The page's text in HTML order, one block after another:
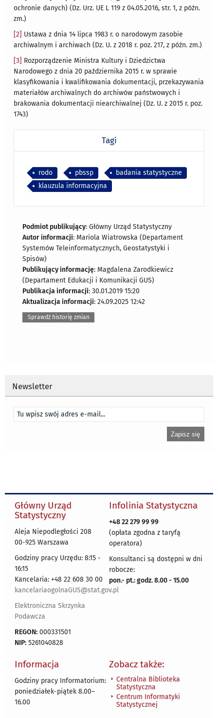
ochronie danych) (Dz. Urz. UE L 119 z 04.05.2016, str. 1, z późn.
zm.)
[2] Ustawa z dnia 14 lipca 1983 r. o narodowym zasobie
archiwalnym i archiwach (Dz. U. z 2018 r. poz. 217, z późn. zm.)
[3] Rozporządzenie Ministra Kultury i Dziedzictwa
Narodowego z dnia 20 października 2015 r. w sprawie
klasyfikowania i kwalifikowania dokumentacji, przekazywania
materiałów archiwalnych do archiwów państwowych i
brakowania dokumentacji niearchiwalnej (Dz. U. z 2015 r. poz.
1743)
Tagi
rodo pbssp
badania statystyczne
klauzula informacyjna
Podmiot publikujący: Główny Urząd Statystyczny
Autor informacji: Mariola Wiatrowska (Departament
Systemów Teleinformatycznych, Geostatystyki i
Spisów)
Publikujący informację: Magdalena Zarodkiewicz
(Departament Edukacji i Komunikacji GUS)
Publikacja informacji: 30.01.2019 15:20
Aktualizacja informacji: 24.09.2025 12:42
Sprawdź historię zmian
Newsletter
Główny Urząd
Statystyczny
Aleja Niepodległości 208
00-925 Warszawa
Godziny pracy Urzędu: 8:15 -
16:15
Kancelaria: +48 22 608 30 00
kancelariaogolnaGUS@stat.gov.pl
Elektroniczna Skrzynka
Podawcza
REGON: 000331501
NIP: 5261040828
Infolinia Statystyczna
+48 22 279 99 99
(opłata zgodna z taryfą
operatora)
Konsultanci są dostępni w dni
robocze:
pon.- pt.: godz. 8.00 - 15.00
Informacja
Godziny pracy Informatorium:
poniedziałek-piątek 8.00–
16.00
Zobacz także:
Centralna Biblioteka
Statystyczna
Centrum Informatyki
Statystycznej